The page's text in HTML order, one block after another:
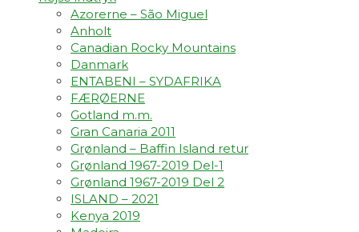
Azorerne – São Miguel
Anholt
Canadian Rocky Mountains
Danmark
ENTABENI – SYDAFRIKA
FÆRØERNE
Gotland m.m.
Gran Canaria 2011
Grønland – Baffin Island retur
Grønland 1967-2019 Del-1
Grønland 1967-2019 Del 2
ISLAND – 2021
Kenya 2019